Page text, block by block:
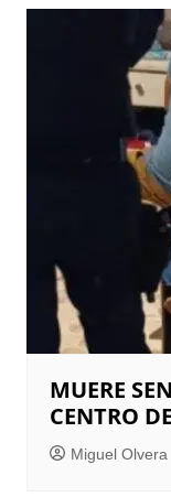
MUERE
CENTRO
Miguel Olvera